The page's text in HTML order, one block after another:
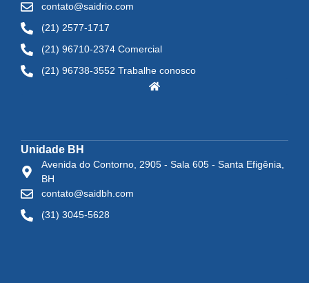
contato@saidrio.com
(21) 2577-1717
(21) 96710-2374 Comercial
(21) 96738-3552 Trabalhe conosco
Unidade BH
Avenida do Contorno, 2905 - Sala 605 - Santa Efigênia,
BH
contato@saidbh.com
(31) 3045-5628